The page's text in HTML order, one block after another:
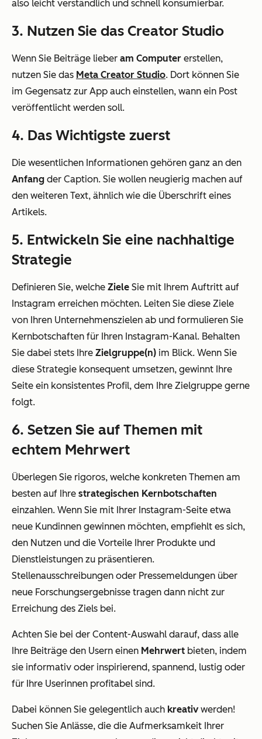
also leicht verständlich und schnell konsumierbar.
3. Nutzen Sie das Creator Studio
Wenn Sie Beiträge lieber am Computer erstellen,
nutzen Sie das Meta Creator Studio. Dort können Sie
im Gegensatz zur App auch einstellen, wann ein Post
veröffentlicht werden soll.
4. Das Wichtigste zuerst
Die wesentlichen Informationen gehören ganz an den
Anfang der Caption. Sie wollen neugierig machen auf
den weiteren Text, ähnlich wie die Überschrift eines
Artikels.
5. Entwickeln Sie eine nachhaltige
Strategie
Definieren Sie, welche Ziele Sie mit Ihrem Auftritt auf
Instagram erreichen möchten. Leiten Sie diese Ziele
von Ihren Unternehmenszielen ab und formulieren Sie
Kernbotschaften für Ihren Instagram-Kanal. Behalten
Sie dabei stets Ihre Zielgruppe(n) im Blick. Wenn Sie
diese Strategie konsequent umsetzen, gewinnt Ihre
Seite ein konsistentes Profil, dem Ihre Zielgruppe gerne
folgt.
6. Setzen Sie auf Themen mit
echtem Mehrwert
Überlegen Sie rigoros, welche konkreten Themen am
besten auf Ihre strategischen Kernbotschaften
einzahlen. Wenn Sie mit Ihrer Instagram-Seite etwa
neue Kundinnen gewinnen möchten, empfiehlt es sich,
den Nutzen und die Vorteile Ihrer Produkte und
Dienstleistungen zu präsentieren.
Stellenausschreibungen oder Pressemeldungen über
neue Forschungsergebnisse tragen dann nicht zur
Erreichung des Ziels bei.
Achten Sie bei der Content-Auswahl darauf, dass alle
Ihre Beiträge den Usern einen Mehrwert bieten, indem
sie informativ oder inspirierend, spannend, lustig oder
für Ihre Userinnen profitabel sind.
Dabei können Sie gelegentlich auch kreativwerden!
Suchen Sie Anlässe, die die Aufmerksamkeit Ihrer